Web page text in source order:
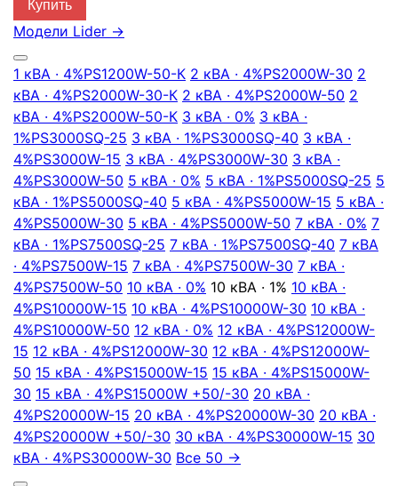
Купить
Модели Lider →
1 кВА · 4%PS1200W-50-К 2 кВА · 4%PS2000W-30 2
кВА · 4%PS2000W-30-К 2 кВА · 4%PS2000W-50 2
кВА · 4%PS2000W-50-К 3 кВА · 0% 3 кВА ·
1%PS3000SQ-25 3 кВА · 1%PS3000SQ-40 3 кВА ·
4%PS3000W-15 3 кВА · 4%PS3000W-30 3 кВА ·
4%PS3000W-50 5 кВА · 0% 5 кВА · 1%PS5000SQ-25 5
кВА · 1%PS5000SQ-40 5 кВА · 4%PS5000W-15 5 кВА ·
4%PS5000W-30 5 кВА · 4%PS5000W-50 7 кВА · 0% 7
кВА · 1%PS7500SQ-25 7 кВА · 1%PS7500SQ-40 7 кВА
· 4%PS7500W-15 7 кВА · 4%PS7500W-30 7 кВА ·
4%PS7500W-50 10 кВА · 0% 10 кВА · 1% 10 кВА ·
4%PS10000W-15 10 кВА · 4%PS10000W-30 10 кВА ·
4%PS10000W-50 12 кВА · 0% 12 кВА · 4%PS12000W-
15 12 кВА · 4%PS12000W-30 12 кВА · 4%PS12000W-
50 15 кВА · 4%PS15000W-15 15 кВА · 4%PS15000W-
30 15 кВА · 4%PS15000W +50/-30 20 кВА ·
4%PS20000W-15 20 кВА · 4%PS20000W-30 20 кВА ·
4%PS20000W +50/-30 30 кВА · 4%PS30000W-15 30
кВА · 4%PS30000W-30 Все 50 →